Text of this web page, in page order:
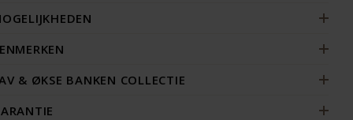
& ØKSE BANKEN COLLECTIE